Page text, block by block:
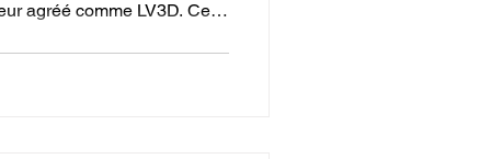
agréé comme LV3D. Ce
et de consommables